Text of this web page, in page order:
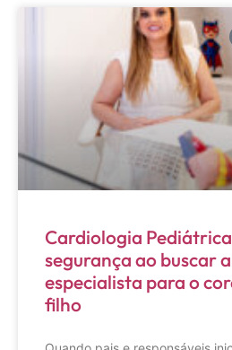
Cardiologia
segurança ao buscar
especialista para o
filho